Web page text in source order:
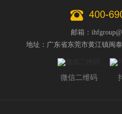
400-
邮箱：
地址：广东省东莞市黄江镇闽
微信二维码